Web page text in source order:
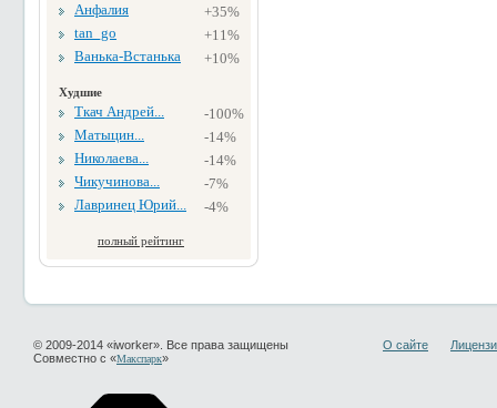
Анфалия
+35%
tan_go
+11%
Ванька-Встанька
+10%
Худшие
Ткач Андрей...
-100%
Матыцин...
-14%
Николаева...
-14%
Чикучинова...
-7%
Лавринец Юрий...
-4%
полный рейтинг
© 2009-2014 «iworker». Все права защищены
Совместно с «Макспарк»
О сайте